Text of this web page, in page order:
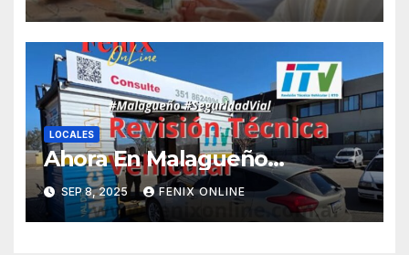
LOCALES
Ahora En Malagueño…
SEP 8, 2025 FENIX ONLINE